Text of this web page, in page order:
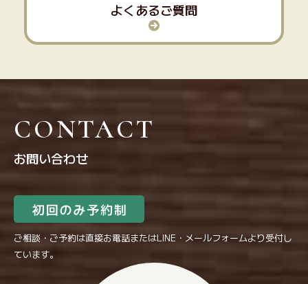
よくあるご質問
CONTACT
お問い合わせ
ご相談・ご予約は直接お電話またはLINE・メールフォームより受付し
ています。